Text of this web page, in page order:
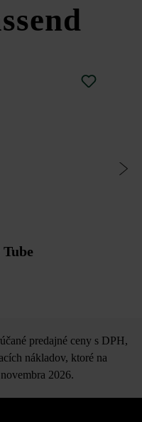
predajné ceny s DPH,
nákladov, ktoré na
2026.